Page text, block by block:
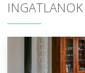
INGATLANOK